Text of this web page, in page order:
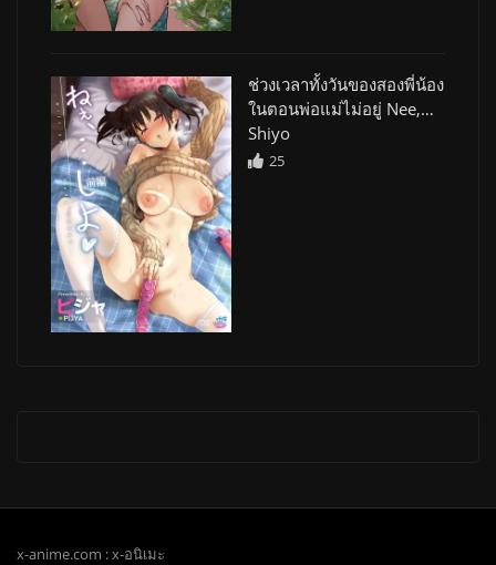
ช่วงเวลาทั้งวันของสองพี่น้อง
ในตอนพ่อแม่ไม่อยู่ Nee,…
Shiyo
25
x-anime.com : x-อนิเมะ